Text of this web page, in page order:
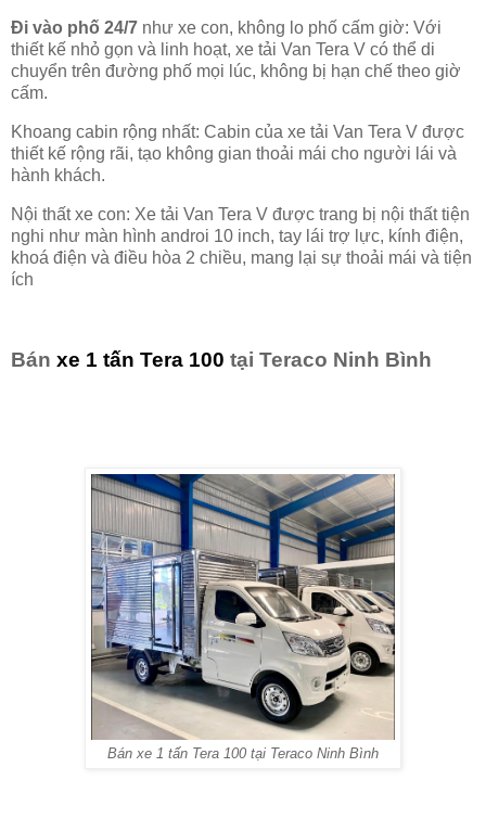
Đi vào phố 24/7 như xe con, không lo phố cấm giờ: Với
thiết kế nhỏ gọn và linh hoạt, xe tải Van Tera V có thể di
chuyển trên đường phố mọi lúc, không bị hạn chế theo giờ
cấm.
Khoang cabin rộng nhất: Cabin của xe tải Van Tera V được
thiết kế rộng rãi, tạo không gian thoải mái cho người lái và
hành khách.
Nội thất xe con: Xe tải Van Tera V được trang bị nội thất tiện
nghi như màn hình androi 10 inch, tay lái trợ lực, kính điện,
khoá điện và điều hòa 2 chiều, mang lại sự thoải mái và tiện
ích
Bán xe 1 tấn Tera 100 tại Teraco Ninh Bình
Bán xe 1 tấn Tera 100 tại Teraco Ninh Bình